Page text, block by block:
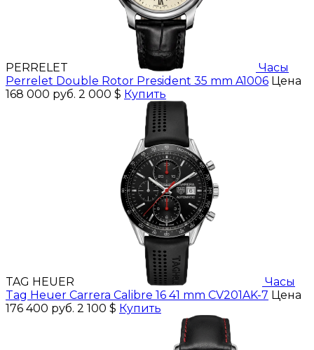
PERRELET
Часы
Perrelet Double Rotor President 35 mm A1006 Цена
168 000 руб. 2 000 $ Купить
TAG HEUER
Часы
Tag Heuer Carrera Calibre 16 41 mm CV201AK-7 Цена
176 400 руб. 2 100 $ Купить